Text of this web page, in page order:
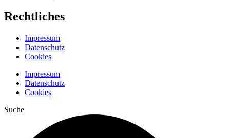
Rechtliches
Impressum
Datenschutz
Cookies
Impressum
Datenschutz
Cookies
Suche